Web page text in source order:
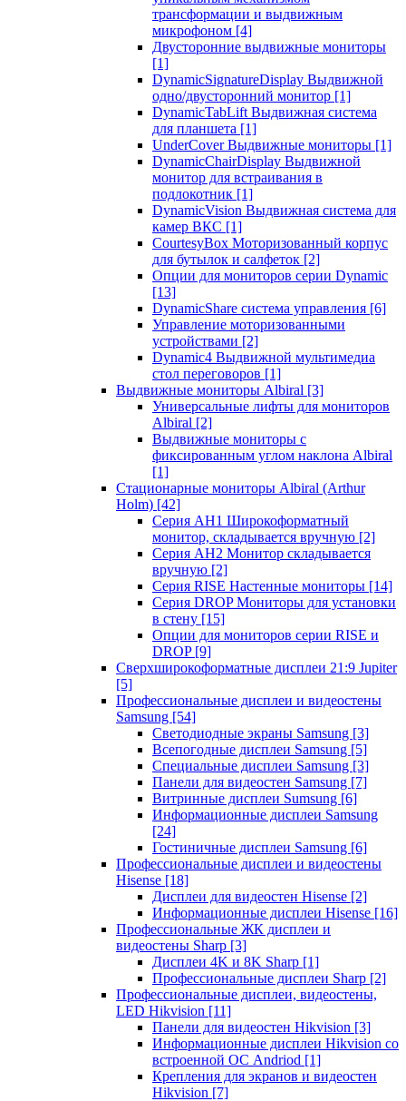
трансформации и выдвижным
микрофоном [4]
Двусторонние выдвижные мониторы
[1]
DynamicSignatureDisplay Выдвижной
одно/двусторонний монитор [1]
DynamicTabLift Выдвижная система
для планшета [1]
UnderCover Выдвижные мониторы [1]
DynamicChairDisplay Выдвижной
монитор для встраивания в
подлокотник [1]
DynamicVision Выдвижная система для
камер ВКС [1]
CourtesyBox Моторизованный корпус
для бутылок и салфеток [2]
Опции для мониторов серии Dynamic
[13]
DynamicShare система управления [6]
Управление моторизованными
устройствами [2]
Dynamic4 Выдвижной мультимедиа
стол переговоров [1]
Выдвижные мониторы Albiral [3]
Универсальные лифты для мониторов
Albiral [2]
Выдвижные мониторы с
фиксированным углом наклона Albiral
[1]
Стационарные мониторы Albiral (Arthur
Holm) [42]
Серия AH1 Широкоформатный
монитор, складывается вручную [2]
Серия AH2 Монитор складывается
вручную [2]
Серия RISE Настенные мониторы [14]
Серия DROP Мониторы для установки
в стену [15]
Опции для мониторов серии RISE и
DROP [9]
Сверхширокоформатные дисплеи 21:9 Jupiter
[5]
Профессиональные дисплеи и видеостены
Samsung [54]
Светодиодные экраны Samsung [3]
Всепогодные дисплеи Samsung [5]
Специальные дисплеи Samsung [3]
Панели для видеостен Samsung [7]
Витринные дисплеи Sumsung [6]
Информационные дисплеи Samsung
[24]
Гостиничные дисплеи Samsung [6]
Профессиональные дисплеи и видеостены
Hisense [18]
Дисплеи для видеостен Hisense [2]
Информационные дисплеи Hisense [16]
Профессиональные ЖК дисплеи и
видеостены Sharp [3]
Дисплеи 4K и 8K Sharp [1]
Профессиональные дисплеи Sharp [2]
Профессиональные дисплеи, видеостены,
LED Hikvision [11]
Панели для видеостен Hikvision [3]
Информационные дисплеи Hikvision со
встроенной ОС Andriod [1]
Крепления для экранов и видеостен
Hikvision [7]